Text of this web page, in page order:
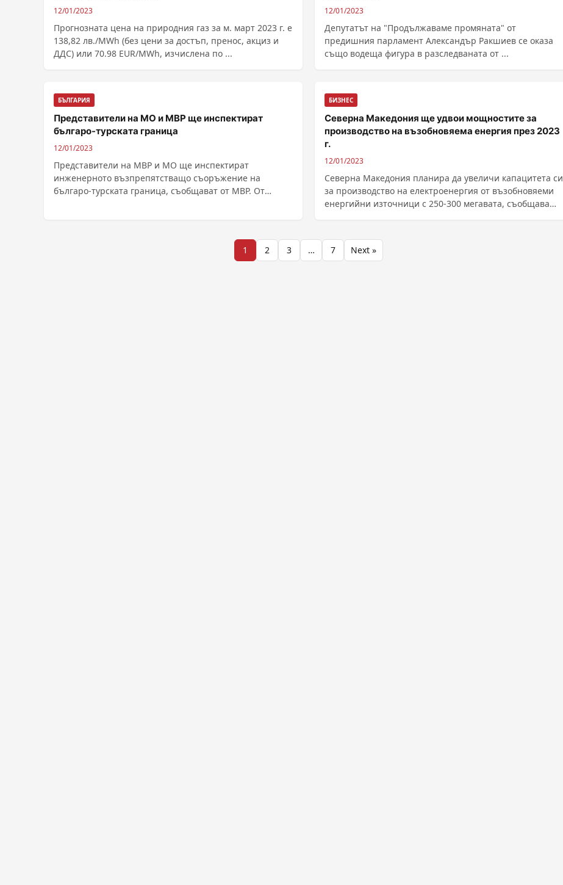
12/01/2023
Прогнозната цена на природния газ за м. март 2023 г. е
138,82 лв./MWh (без цени за достъп, пренос, акциз и
ДДС) или 70.98 EUR/MWh, изчислена по ...
12/01/2023
Депутатът на "Продължаваме промяната" от
предишния парламент Александър Ракшиев се оказа
също водеща фигура в разследваната от ...
БЪЛГАРИЯ
Представители на МО и МВР ще инспектират
българо-турската граница
12/01/2023
Представители на МВР и МО ще инспектират
инженерното възпрепятстващо съоръжение на
българо-турската граница, съобщават от МВР. От
БИЗНЕС
Северна Македония ще удвои мощностите за
производство на възобновяема енергия през 2023
г.
12/01/2023
Северна Македония планира да увеличи капацитета си
за производство на електроенергия от възобновяеми
енергийни източници с 250-300 мегавата, съобщава
1 2 3 … 7 Next »